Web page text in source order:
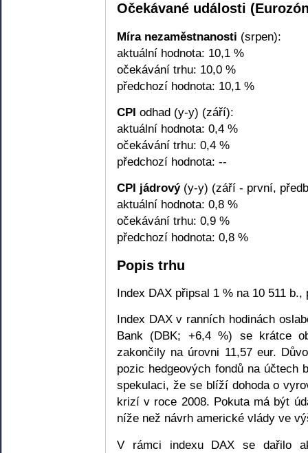
Očekávané události
Míra nezaměstnanosti (srpen):
aktuální hodnota: 10,1 %
očekávání trhu: 10,0 %
předchozí hodnota: 10,1 %
CPI odhad (y-y) (září):
aktuální hodnota: 0,4 %
očekávání trhu: 0,4 %
předchozí hodnota: --
CPI jádrový(y-y) (září - první,
aktuální hodnota: 0,8 %
očekávání trhu: 0,9 %
předchozí hodnota: 0,8 %
Popis trhu
Index DAX připsal 1 % na 10 511
Index DAX v ranních hodinách
Bank (DBK; +6,4 %) se krátce
zakončily na úrovni 11,57 eur.
pozic hedgeových fondů na
spekulaci, že se blíží dohoda o
krizí v roce 2008. Pokuta má být
níže než návrh americké vlády ve
V rámci indexu DAX se dařilo